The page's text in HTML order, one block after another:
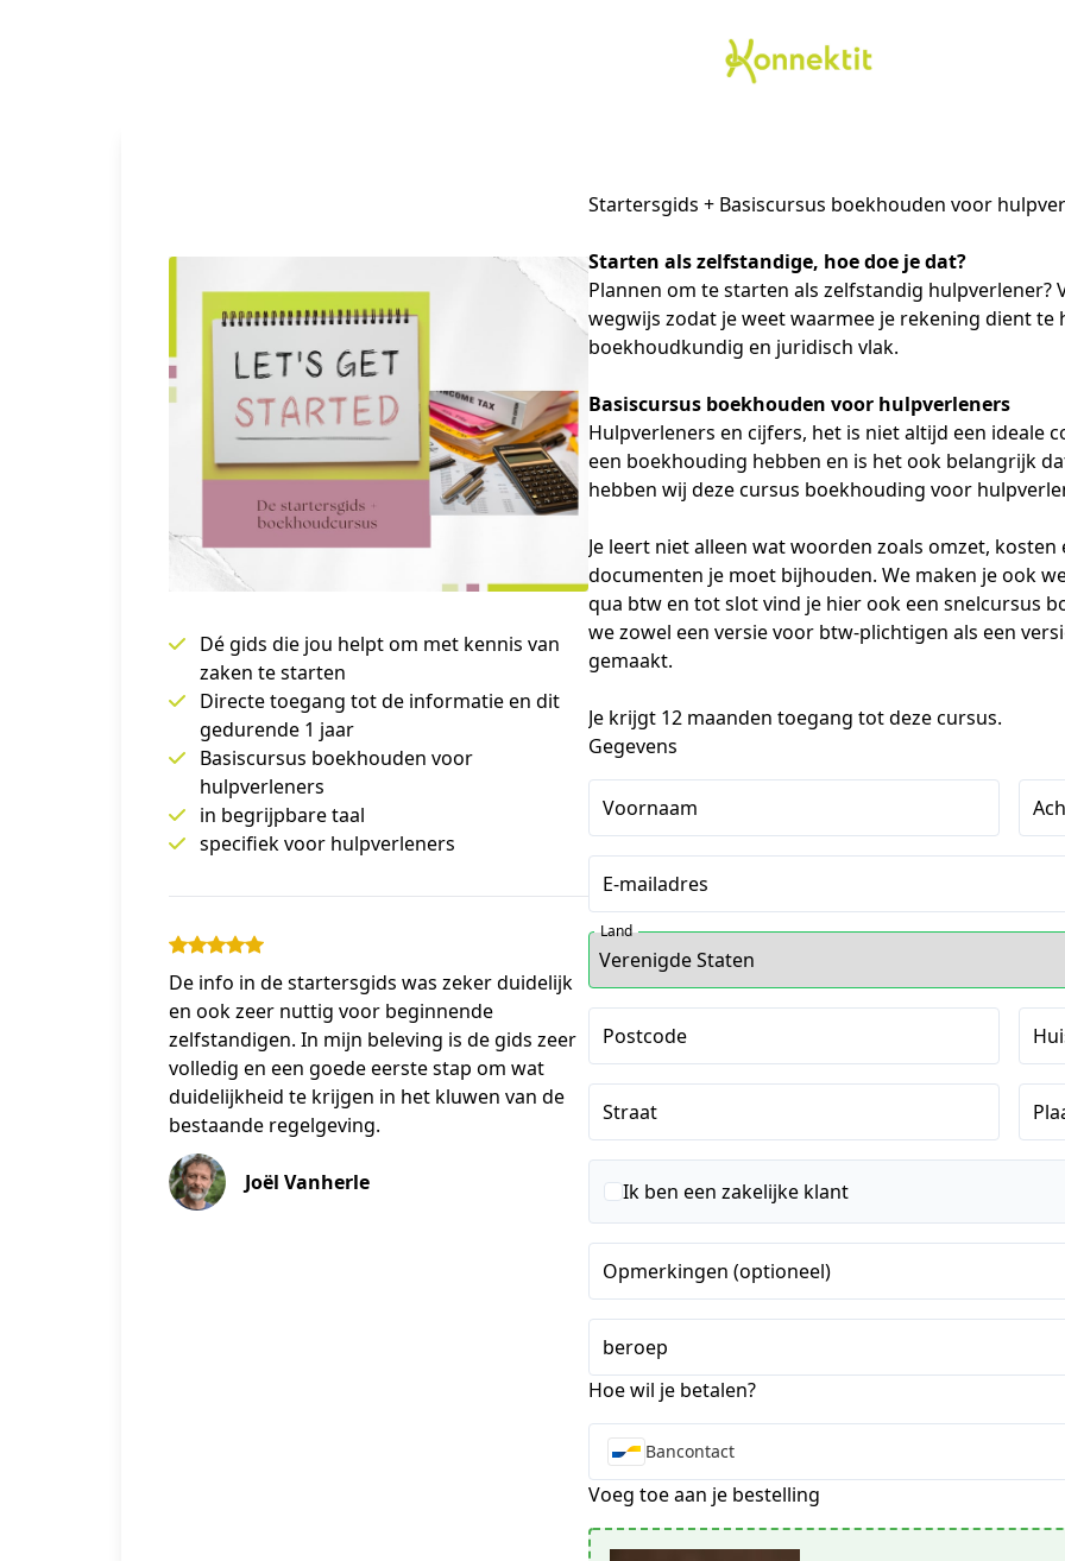
Dé gids die jou helpt om met kennis van
zaken te starten
Directe toegang tot de informatie en dit
gedurende 1 jaar
Basiscursus boekhouden voor
hulpverleners
in begrijpbare taal
specifiek voor hulpverleners
De info in de startersgids was zeker duidelijk
en ook zeer nuttig voor beginnende
zelfstandigen. In mijn beleving is de gids zeer
volledig en een goede eerste stap om wat
duidelijkheid te krijgen in het kluwen van de
bestaande regelgeving.
Joël Vanherle
Startersgids + Basiscursus boekhouden voor
Starten als zelfstandige, hoe doe je dat?
Plannen om te starten als zelfstandig hulpverlener?
wegwijs zodat je weet waarmee je rekening dient
boekhoudkundig en juridisch vlak.
Basiscursus boekhouden voor hulpverleners
Hulpverleners en cijfers, het is niet altijd een ideale
een boekhouding hebben en is het ook belangrijk
hebben wij deze cursus boekhouding voor
Je leert niet alleen wat woorden zoals omzet,
documenten je moet bijhouden. We maken je ook
qua btw en tot slot vind je hier ook een snelcursus
we zowel een versie voor btw-plichtigen als een
gemaakt.
Je krijgt 12 maanden toegang tot deze cursus.
Gegevens
Voornaam
E-mailadres
Land
Postcode
Straat
Ik ben een zakelijke klant
Opmerkingen (optioneel)
beroep
Hoe wil je betalen?
Bancontact
Voeg toe aan je bestelling